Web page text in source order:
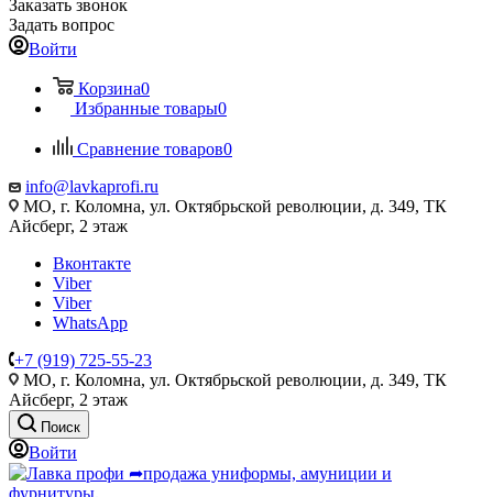
Заказать звонок
Задать вопрос
Войти
Корзина0
Избранные товары0
Сравнение товаров0
info@lavkaprofi.ru
МО, г. Коломна, ул. Октябрьской революции, д. 349, ТК
Айсберг, 2 этаж
Вконтакте
Viber
Viber
WhatsApp
+7 (919) 725-55-23
МО, г. Коломна, ул. Октябрьской революции, д. 349, ТК
Айсберг, 2 этаж
Поиск
Войти